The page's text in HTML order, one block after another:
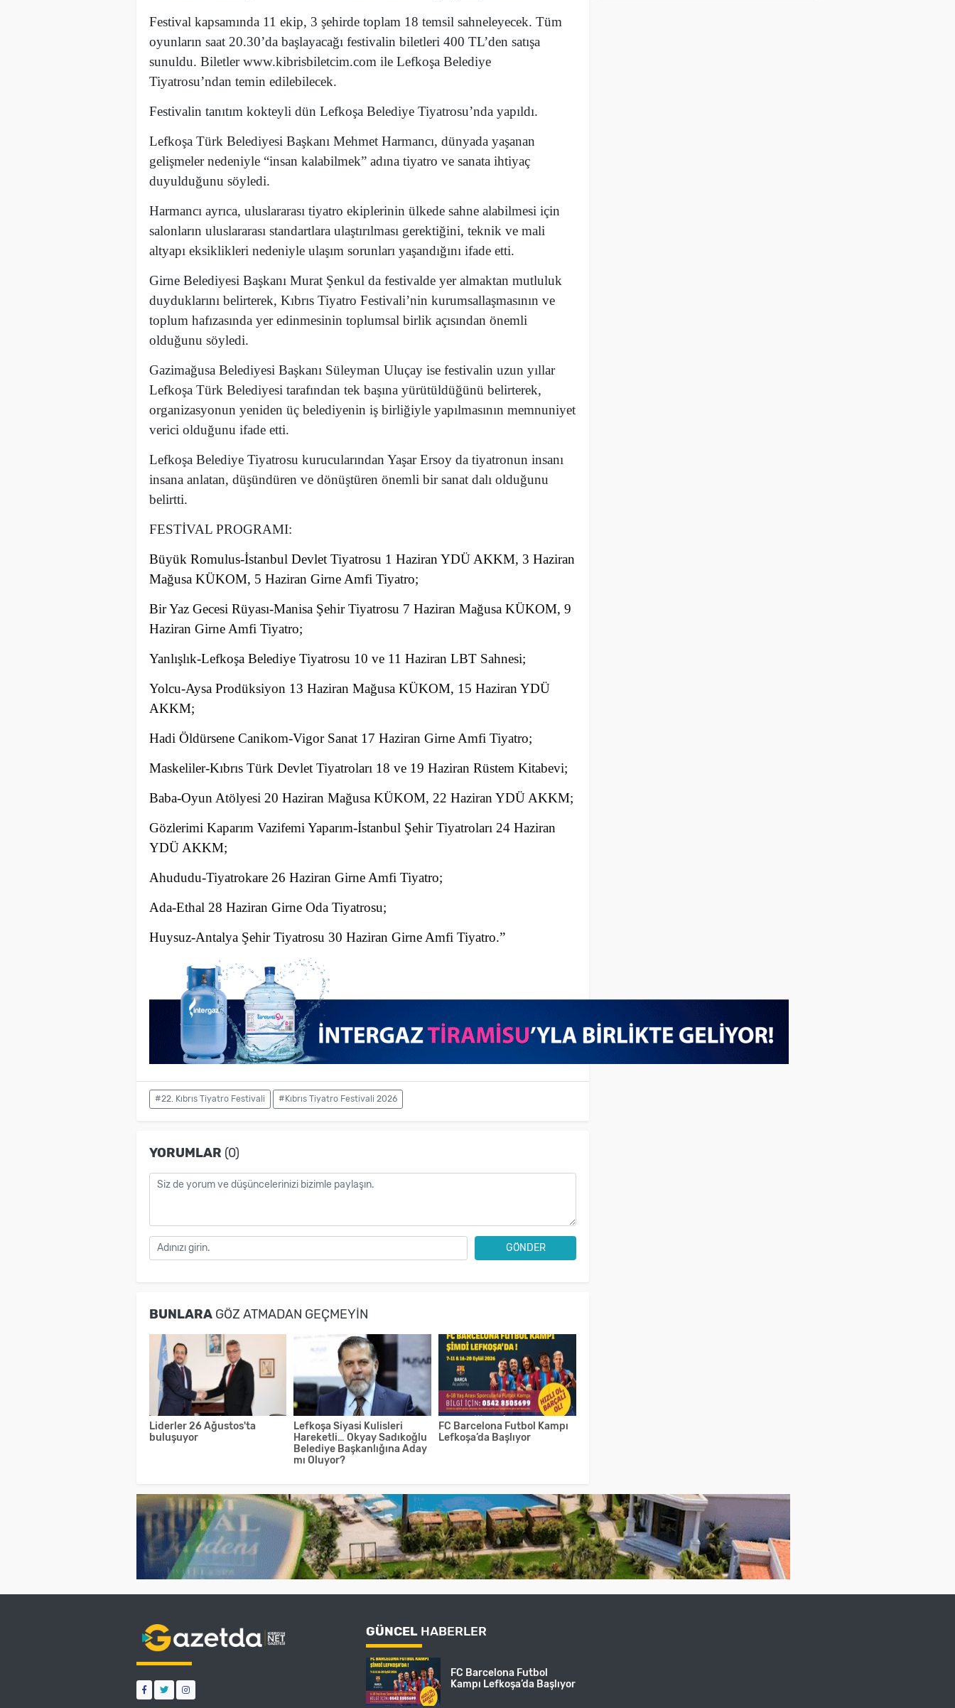
Festival kapsamında 11 ekip, 3 şehirde toplam 18 temsil sahneleyecek. Tüm
oyunların saat 20.30’da başlayacağı festivalin biletleri 400 TL’den satışa
sunuldu. Biletler www.kibrisbiletcim.com ile Lefkoşa Belediye
Tiyatrosu’ndan temin edilebilecek.
Festivalin tanıtım kokteyli dün Lefkoşa Belediye Tiyatrosu’nda yapıldı.
Lefkoşa Türk Belediyesi Başkanı Mehmet Harmancı, dünyada yaşanan
gelişmeler nedeniyle “insan kalabilmek” adına tiyatro ve sanata ihtiyaç
duyulduğunu söyledi.
Harmancı ayrıca, uluslararası tiyatro ekiplerinin ülkede sahne alabilmesi için
salonların uluslararası standartlara ulaştırılması gerektiğini, teknik ve mali
altyapı eksiklikleri nedeniyle ulaşım sorunları yaşandığını ifade etti.
Girne Belediyesi Başkanı Murat Şenkul da festivalde yer almaktan mutluluk
duyduklarını belirterek, Kıbrıs Tiyatro Festivali’nin kurumsallaşmasının ve
toplum hafızasında yer edinmesinin toplumsal birlik açısından önemli
olduğunu söyledi.
Gazimağusa Belediyesi Başkanı Süleyman Uluçay ise festivalin uzun yıllar
Lefkoşa Türk Belediyesi tarafından tek başına yürütüldüğünü belirterek,
organizasyonun yeniden üç belediyenin iş birliğiyle yapılmasının memnuniyet
verici olduğunu ifade etti.
Lefkoşa Belediye Tiyatrosu kurucularından Yaşar Ersoy da tiyatronun insanı
insana anlatan, düşündüren ve dönüştüren önemli bir sanat dalı olduğunu
belirtti.
FESTİVAL PROGRAMI:
Büyük Romulus-İstanbul Devlet Tiyatrosu 1 Haziran YDÜ AKKM, 3 Haziran
Mağusa KÜKOM, 5 Haziran Girne Amfi Tiyatro;
Bir Yaz Gecesi Rüyası-Manisa Şehir Tiyatrosu 7 Haziran Mağusa KÜKOM, 9
Haziran Girne Amfi Tiyatro;
Yanlışlık-Lefkoşa Belediye Tiyatrosu 10 ve 11 Haziran LBT Sahnesi;
Yolcu-Aysa Prodüksiyon 13 Haziran Mağusa KÜKOM, 15 Haziran YDÜ
AKKM;
Hadi Öldürsene Canikom-Vigor Sanat 17 Haziran Girne Amfi Tiyatro;
Maskeliler-Kıbrıs Türk Devlet Tiyatroları 18 ve 19 Haziran Rüstem Kitabevi;
Baba-Oyun Atölyesi 20 Haziran Mağusa KÜKOM, 22 Haziran YDÜ AKKM;
Gözlerimi Kaparım Vazifemi Yaparım-İstanbul Şehir Tiyatroları 24 Haziran
YDÜ AKKM;
Ahududu-Tiyatrokare 26 Haziran Girne Amfi Tiyatro;
Ada-Ethal 28 Haziran Girne Oda Tiyatrosu;
Huysuz-Antalya Şehir Tiyatrosu 30 Haziran Girne Amfi Tiyatro.”
#22. Kıbrıs Tiyatro Festivali #Kıbrıs Tiyatro Festivali 2026
YORUMLAR (0)
GÖNDER
BUNLARAGÖZ ATMADAN GEÇMEYIN
Liderler 26 Ağustos'ta
buluşuyor
Lefkoşa Siyasi Kulisleri
Hareketli… Okyay Sadıkoğlu
Belediye Başkanlığına Aday
mı Oluyor?
FC Barcelona Futbol Kampı
Lefkoşa’da Başlıyor
GÜNCEL HABERLER
FC Barcelona Futbol
Kampı Lefkoşa’da Başlıyor